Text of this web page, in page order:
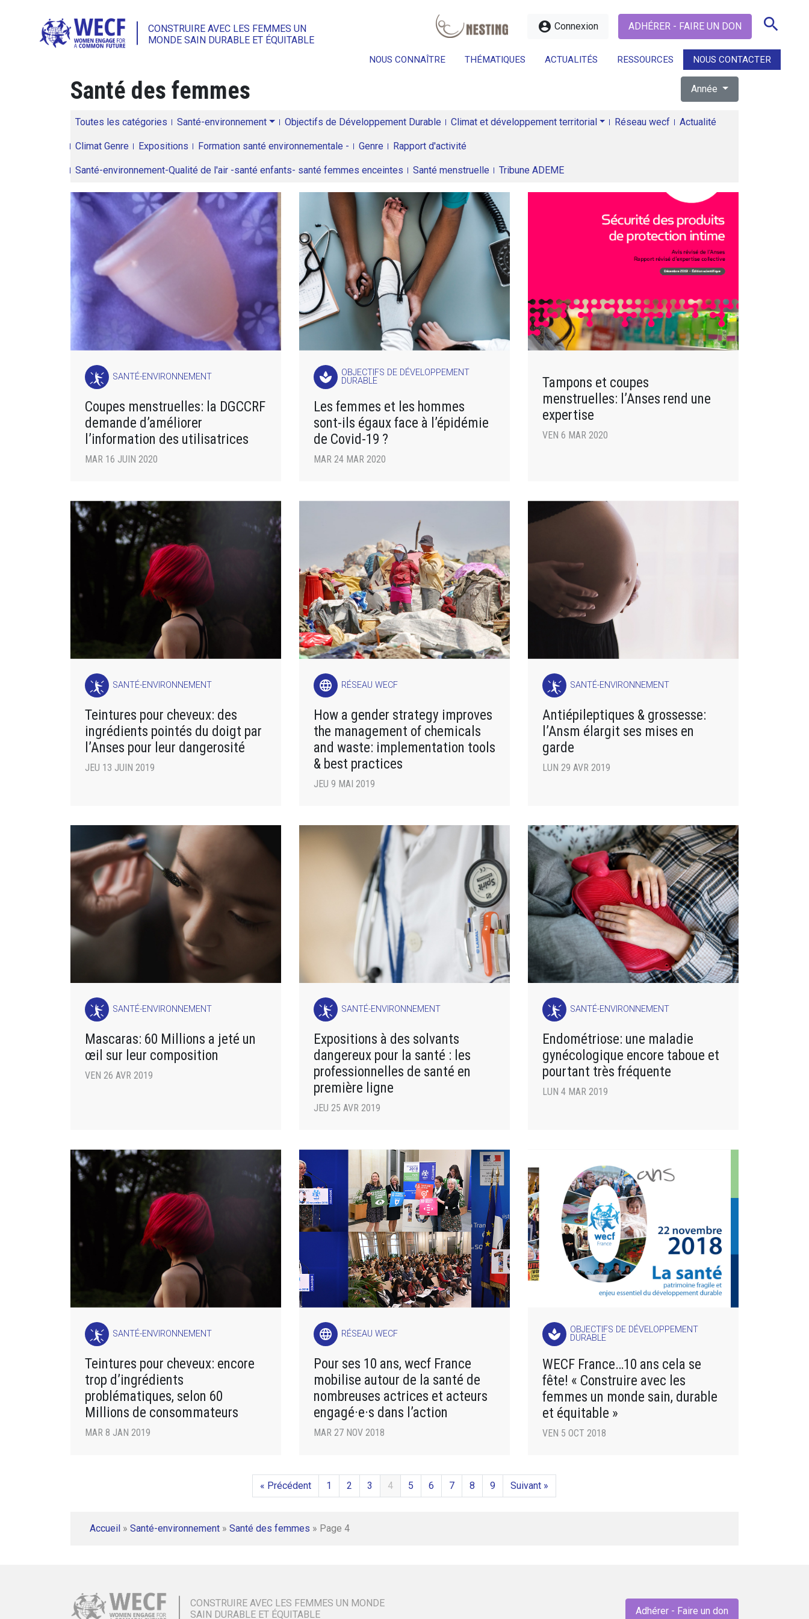
CONSTRUIRE AVEC LES FEMMES UN
MONDE SAIN DURABLE ET ÉQUITABLE
account_circle Connexion ADHÉRER - FAIRE UN DON search
NOUS CONNAÎTRE THÉMATIQUES ACTUALITÉS RESSOURCES NOUS CONTACTER
search
Santé des femmes Année
Toutes les catégories Santé-environnement Objectifs de Développement Durable Climat et développement territorial Réseau wecf Actualité
Climat Genre Expositions Formation santé environnementale - Genre Rapport d'activité
Santé-environnement-Qualité de l'air -santé enfants- santé femmes enceintes Santé menstruelle Tribune ADEME
SANTÉ-ENVIRONNEMENT
Coupes menstruelles: la DGCCRF
demande d’améliorer
l’information des utilisatrices
MAR 16 JUIN 2020
spa
OBJECTIFS DE DÉVELOPPEMENT
DURABLE
Les femmes et les hommes
sont-ils égaux face à l’épidémie
de Covid-19 ?
MAR 24 MAR 2020
Tampons et coupes
menstruelles: l’Anses rend une
expertise
VEN 6 MAR 2020
SANTÉ-ENVIRONNEMENT
Teintures pour cheveux: des
ingrédients pointés du doigt par
l’Anses pour leur dangerosité
JEU 13 JUIN 2019
language RÉSEAU WECF
How a gender strategy improves
the management of chemicals
and waste: implementation tools
& best practices
JEU 9 MAI 2019
SANTÉ-ENVIRONNEMENT
Antiépileptiques & grossesse:
l’Ansm élargit ses mises en
garde
LUN 29 AVR 2019
SANTÉ-ENVIRONNEMENT
Mascaras: 60 Millions a jeté un
œil sur leur composition
VEN 26 AVR 2019
SANTÉ-ENVIRONNEMENT
Expositions à des solvants
dangereux pour la santé : les
professionnelles de santé en
première ligne
JEU 25 AVR 2019
SANTÉ-ENVIRONNEMENT
Endométriose: une maladie
gynécologique encore taboue et
pourtant très fréquente
LUN 4 MAR 2019
SANTÉ-ENVIRONNEMENT
Teintures pour cheveux: encore
trop d’ingrédients
problématiques, selon 60
Millions de consommateurs
MAR 8 JAN 2019
language RÉSEAU WECF
Pour ses 10 ans, wecf France
mobilise autour de la santé de
nombreuses actrices et acteurs
engagé·e·s dans l’action
MAR 27 NOV 2018
spa
OBJECTIFS DE DÉVELOPPEMENT
DURABLE
WECF France…10 ans cela se
fête! « Construire avec les
femmes un monde sain, durable
et équitable »
VEN 5 OCT 2018
« Précédent 1 2 3 4 5 6 7 8 9 Suivant »
Accueil » Santé-environnement » Santé des femmes » Page 4
CONSTRUIRE AVEC LES FEMMES UN MONDE
SAIN DURABLE ET ÉQUITABLE
Adhérer - Faire un don